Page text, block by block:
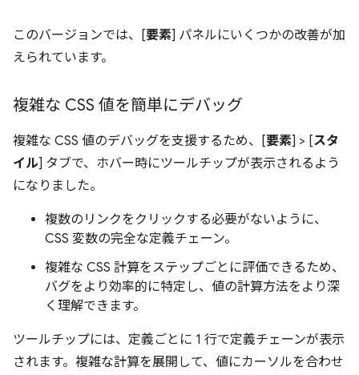
このバージョンでは、[要素] パネルにいくつかの改善が加
えられています。
複雑な CSS 値を簡単にデバッグ
複雑な CSS 値のデバッグを支援するため、[要素] > [スタ
イル] タブで、ホバー時にツールチップが表示されるよう
になりました。
複数のリンクをクリックする必要がないように、
CSS 変数の完全な定義チェーン。
複雑な CSS 計算をステップごとに評価できるため、
バグをより効率的に特定し、値の計算方法をより深
く理解できます。
ツールチップには、定義ごとに 1 行で定義チェーンが表示
されます。複雑な計算を展開して、値にカーソルを合わせ